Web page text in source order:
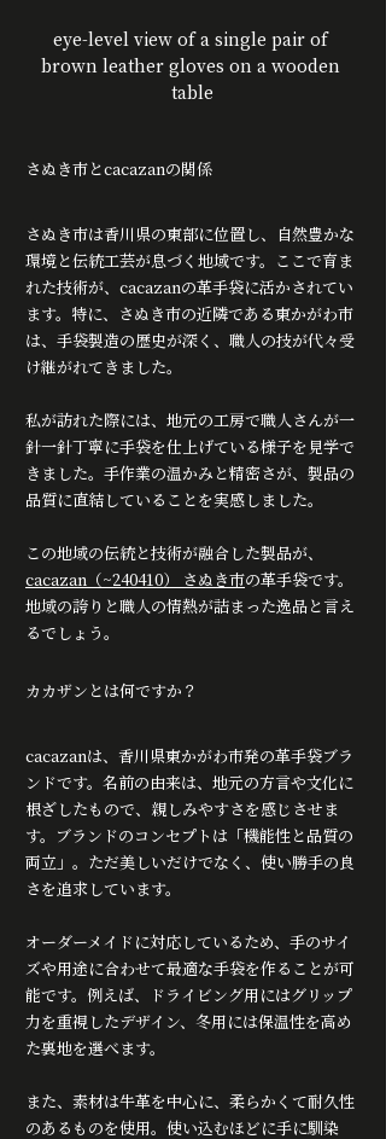
eye-level view of a single pair of
brown leather gloves on a wooden
table
さぬき市とcacazanの関係
さぬき市は香川県の東部に位置し、自然豊かな
環境と伝統工芸が息づく地域です。ここで育ま
れた技術が、cacazanの革手袋に活かされてい
ます。特に、さぬき市の近隣である東かがわ市
は、手袋製造の歴史が深く、職人の技が代々受
け継がれてきました。
私が訪れた際には、地元の工房で職人さんが一
針一針丁寧に手袋を仕上げている様子を見学で
きました。手作業の温かみと精密さが、製品の
品質に直結していることを実感しました。
この地域の伝統と技術が融合した製品が、
cacazan（~240410） さぬき市の革手袋です。
地域の誇りと職人の情熱が詰まった逸品と言え
るでしょう。
カカザンとは何ですか？
cacazanは、香川県東かがわ市発の革手袋ブラ
ンドです。名前の由来は、地元の方言や文化に
根ざしたもので、親しみやすさを感じさせま
す。ブランドのコンセプトは「機能性と品質の
両立」。ただ美しいだけでなく、使い勝手の良
さを追求しています。
オーダーメイドに対応しているため、手のサイ
ズや用途に合わせて最適な手袋を作ることが可
能です。例えば、ドライビング用にはグリップ
力を重視したデザイン、冬用には保温性を高め
た裏地を選べます。
また、素材は牛革を中心に、柔らかくて耐久性
のあるものを使用。使い込むほどに手に馴染